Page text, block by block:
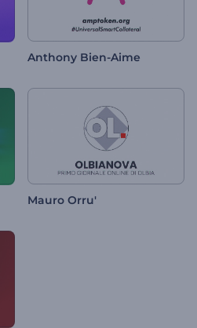
Anthony Bien-Aime
Mauro Orru'